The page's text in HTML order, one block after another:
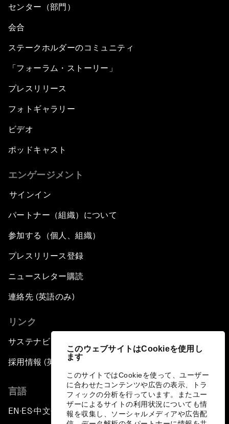
このウェブサイトはCookieを使用し
ます
このサイトではCookieを使って、ユーザー
に合わせたコンテンツや広告の表示、トラ
フィックの分析を行っています。またユー
ザーによるサイトの利用状況についても情
報を収集し、ソーシャルメディアや広告配
センター（部門）
会合
ステークホルダーのコミュニティ
「フォーラム・ストーリー」
プレスリリース
フォトギャラリー
ビデオ
ポッドキャスト
エンゲージメント
サインイン
パートナー（組織）について
参加する（個人、組織）
プレスリリース登録
ニュースレター購読
連絡先 (英語のみ)
リンク
サステナビリティへの取り組み
採用情報 (英語のみ)
言語
EN ▪ ES▪中文▪ 日本語